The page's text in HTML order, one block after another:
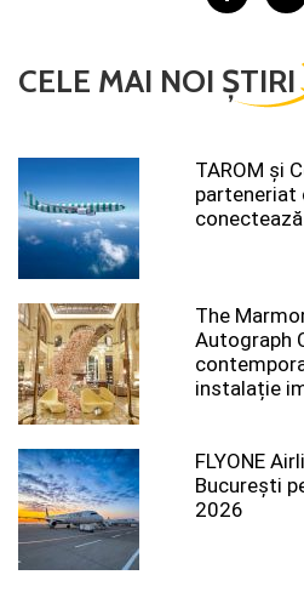
CELE MAI NOI ȘTIRI
TAROM şi
parteneriat
conectează
The
Autograph
instalație
FLYONE
București
2026